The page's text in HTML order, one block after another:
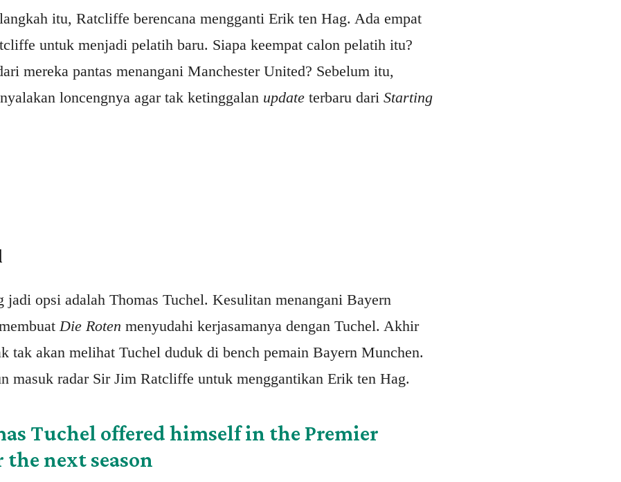
itu, Ratcliffe berencana mengganti Erik ten Hag. Ada empat
untuk menjadi pelatih baru. Siapa keempat calon pelatih itu?
mereka pantas menangani Manchester United? Sebelum itu,
loncengnya agar tak ketinggalan update terbaru dari Starting
jadi opsi adalah Thomas Tuchel. Kesulitan menangani Bayern
Die Roten menyudahi kerjasamanya dengan Tuchel. Akhir
tak akan melihat Tuchel duduk di bench pemain Bayern Munchen.
masuk radar Sir Jim Ratcliffe untuk menggantikan Erik ten Hag.
Tuchel offered himself in the Premier
the next season